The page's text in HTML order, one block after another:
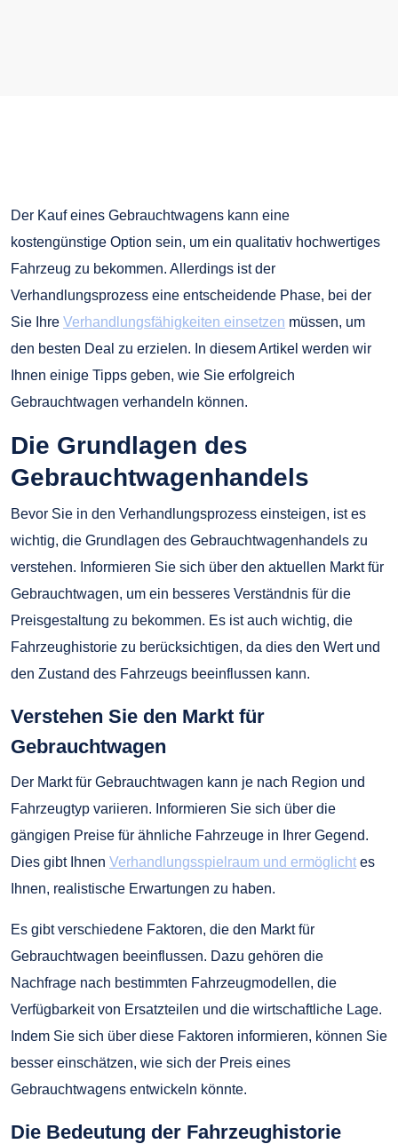
Der Kauf eines Gebrauchtwagens kann eine
kostengünstige Option sein, um ein qualitativ hochwertiges
Fahrzeug zu bekommen. Allerdings ist der
Verhandlungsprozess eine entscheidende Phase, bei der
Sie Ihre Verhandlungsfähigkeiten einsetzen müssen, um
den besten Deal zu erzielen. In diesem Artikel werden wir
Ihnen einige Tipps geben, wie Sie erfolgreich
Gebrauchtwagen verhandeln können.
Die Grundlagen des
Gebrauchtwagenhandels
Bevor Sie in den Verhandlungsprozess einsteigen, ist es
wichtig, die Grundlagen des Gebrauchtwagenhandels zu
verstehen. Informieren Sie sich über den aktuellen Markt für
Gebrauchtwagen, um ein besseres Verständnis für die
Preisgestaltung zu bekommen. Es ist auch wichtig, die
Fahrzeughistorie zu berücksichtigen, da dies den Wert und
den Zustand des Fahrzeugs beeinflussen kann.
Verstehen Sie den Markt für
Gebrauchtwagen
Der Markt für Gebrauchtwagen kann je nach Region und
Fahrzeugtyp variieren. Informieren Sie sich über die
gängigen Preise für ähnliche Fahrzeuge in Ihrer Gegend.
Dies gibt Ihnen Verhandlungsspielraum und ermöglicht es
Ihnen, realistische Erwartungen zu haben.
Es gibt verschiedene Faktoren, die den Markt für
Gebrauchtwagen beeinflussen. Dazu gehören die
Nachfrage nach bestimmten Fahrzeugmodellen, die
Verfügbarkeit von Ersatzteilen und die wirtschaftliche Lage.
Indem Sie sich über diese Faktoren informieren, können Sie
besser einschätzen, wie sich der Preis eines
Gebrauchtwagens entwickeln könnte.
Die Bedeutung der Fahrzeughistorie